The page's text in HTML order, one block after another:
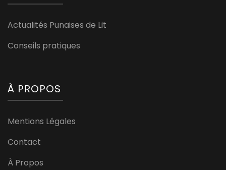
Actualités Punaises de Lit
Conseils pratiques
À PROPOS
Mentions Légales
Contact
À Propos